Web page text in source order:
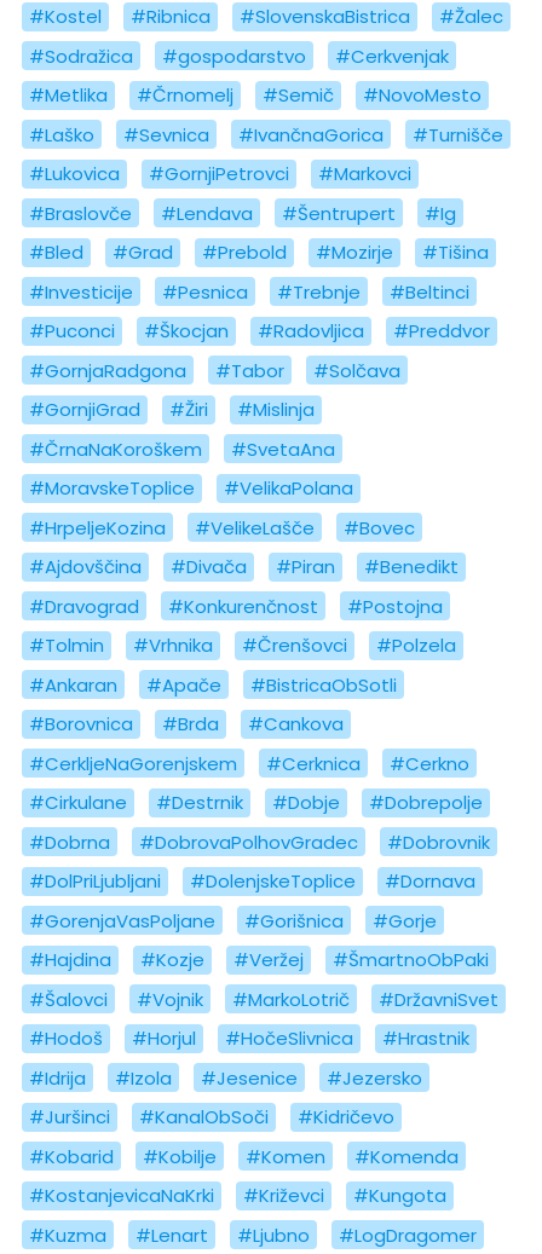
#Kostel #Ribnica #SlovenskaBistrica
#Žalec
#Sodražica
#gospodarstvo
#Cerkvenjak
#Metlika
#Črnomelj #Semič
#NovoMesto
#Laško
#Sevnica #IvančnaGorica
#Turnišče
#Lukovica
#GornjiPetrovci
#Markovci
#Braslovče
#Lendava #Šentrupert
#Ig
#Bled
#Grad #Prebold #Mozirje
#Tišina
#Investicije
#Pesnica #Trebnje
#Beltinci
#Puconci
#Škocjan #Radovljica
#Preddvor
#GornjaRadgona
#Tabor
#Solčava
#GornjiGrad
#Žiri
#Mislinja
#ČrnaNaKoroškem
#SvetaAna
#MoravskeToplice
#VelikaPolana
#HrpeljeKozina
#VelikeLašče
#Bovec
#Ajdovščina
#Divača #Piran
#Benedikt
#Dravograd
#Konkurenčnost
#Postojna
#Tolmin
#Vrhnika #Črenšovci
#Polzela
#Ankaran
#Apače
#BistricaObSotli
#Borovnica
#Brda
#Cankova
#CerkljeNaGorenjskem
#Cerknica
#Cerkno
#Cirkulane
#Destrnik #Dobje
#Dobrepolje
#Dobrna
#DobrovaPolhovGradec
#Dobrovnik
#DolPriLjubljani
#DolenjskeToplice
#Dornava
#GorenjaVasPoljane
#Gorišnica
#Gorje
#Hajdina
#Kozje #Veržej
#ŠmartnoObPaki
#Šalovci
#Vojnik #MarkoLotrič
#DržavniSvet
#Hodoš
#Horjul #HočeSlivnica
#Hrastnik
#Idrija
#Izola #Jesenice
#Jezersko
#Juršinci
#KanalObSoči
#Kidričevo
#Kobarid
#Kobilje #Komen
#Komenda
#KostanjevicaNaKrki
#Križevci
#Kungota
#Kuzma
#Lenart #Ljubno
#LogDragomer